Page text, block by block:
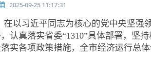
2025-09-25 11:17:31
在以习近平同志为核心的党中央坚强
认真落实省委“1310”具体部署，坚
实各项政策措施，全市经济运行总体